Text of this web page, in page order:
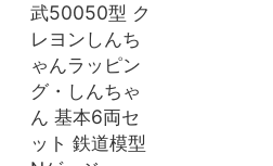
武50050型 ク
レヨンしんち
ゃんラッピン
グ・しんちゃ
ん 基本6両セ
ット 鉄道模型